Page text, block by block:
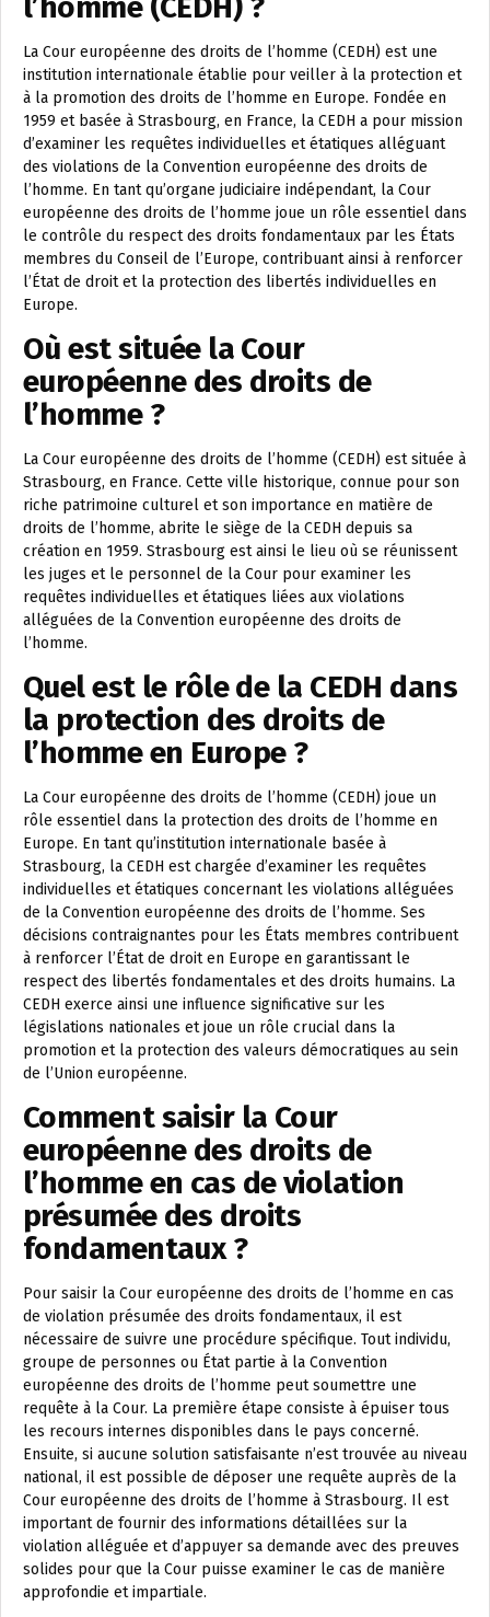
l’homme (CEDH) ?
La Cour européenne des droits de l’homme (CEDH) est une
institution internationale établie pour veiller à la protection et
à la promotion des droits de l’homme en Europe. Fondée en
1959 et basée à Strasbourg, en France, la CEDH a pour mission
d’examiner les requêtes individuelles et étatiques alléguant
des violations de la Convention européenne des droits de
l’homme. En tant qu’organe judiciaire indépendant, la Cour
européenne des droits de l’homme joue un rôle essentiel dans
le contrôle du respect des droits fondamentaux par les États
membres du Conseil de l’Europe, contribuant ainsi à renforcer
l’État de droit et la protection des libertés individuelles en
Europe.
Où est située la Cour
européenne des droits de
l’homme ?
La Cour européenne des droits de l’homme (CEDH) est située à
Strasbourg, en France. Cette ville historique, connue pour son
riche patrimoine culturel et son importance en matière de
droits de l’homme, abrite le siège de la CEDH depuis sa
création en 1959. Strasbourg est ainsi le lieu où se réunissent
les juges et le personnel de la Cour pour examiner les
requêtes individuelles et étatiques liées aux violations
alléguées de la Convention européenne des droits de
l’homme.
Quel est le rôle de la CEDH dans
la protection des droits de
l’homme en Europe ?
La Cour européenne des droits de l’homme (CEDH) joue un
rôle essentiel dans la protection des droits de l’homme en
Europe. En tant qu’institution internationale basée à
Strasbourg, la CEDH est chargée d’examiner les requêtes
individuelles et étatiques concernant les violations alléguées
de la Convention européenne des droits de l’homme. Ses
décisions contraignantes pour les États membres contribuent
à renforcer l’État de droit en Europe en garantissant le
respect des libertés fondamentales et des droits humains. La
CEDH exerce ainsi une influence significative sur les
législations nationales et joue un rôle crucial dans la
promotion et la protection des valeurs démocratiques au sein
de l’Union européenne.
Comment saisir la Cour
européenne des droits de
l’homme en cas de violation
présumée des droits
fondamentaux ?
Pour saisir la Cour européenne des droits de l’homme en cas
de violation présumée des droits fondamentaux, il est
nécessaire de suivre une procédure spécifique. Tout individu,
groupe de personnes ou État partie à la Convention
européenne des droits de l’homme peut soumettre une
requête à la Cour. La première étape consiste à épuiser tous
les recours internes disponibles dans le pays concerné.
Ensuite, si aucune solution satisfaisante n’est trouvée au niveau
national, il est possible de déposer une requête auprès de la
Cour européenne des droits de l’homme à Strasbourg. Il est
important de fournir des informations détaillées sur la
violation alléguée et d’appuyer sa demande avec des preuves
solides pour que la Cour puisse examiner le cas de manière
approfondie et impartiale.